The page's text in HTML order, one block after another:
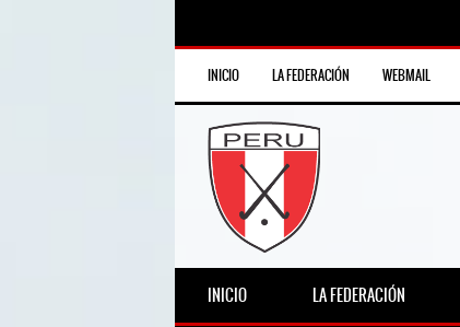
INICIO LA FEDERACIÓN WEBMAIL
INICIO LA FEDERACIÓN